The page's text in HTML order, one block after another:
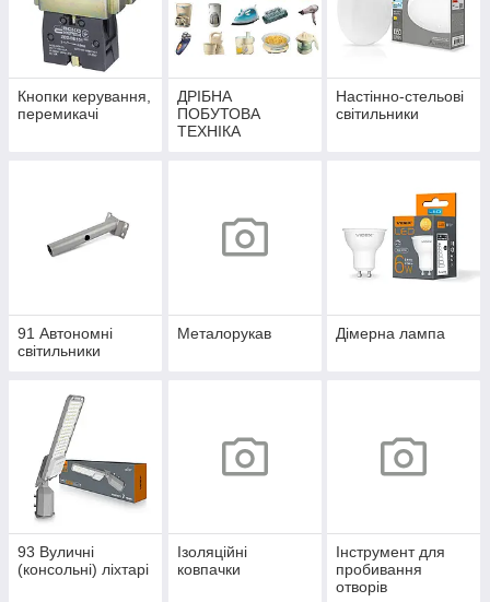
Кнопки керування,
перемикачі
ДРІБНА
ПОБУТОВА
ТЕХНІКА
Настінно-стельові
світильники
91 Автономні
світильники
Металорукав Дімерна лампа
93 Вуличні
(консольні) ліхтарі
Ізоляційні
ковпачки
Інструмент для
пробивання
отворів